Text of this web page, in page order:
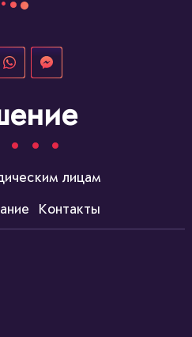
лицам
Контакты